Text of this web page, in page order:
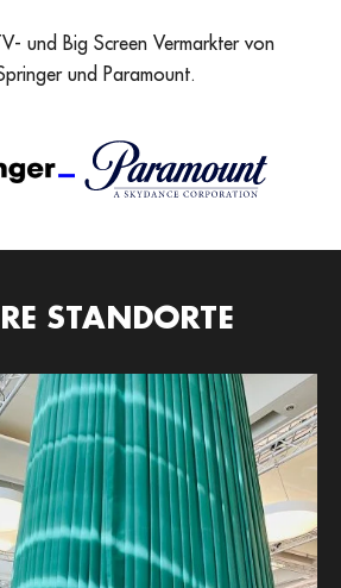
und Big Screen Vermarkter von
und Paramount.
STANDORTE